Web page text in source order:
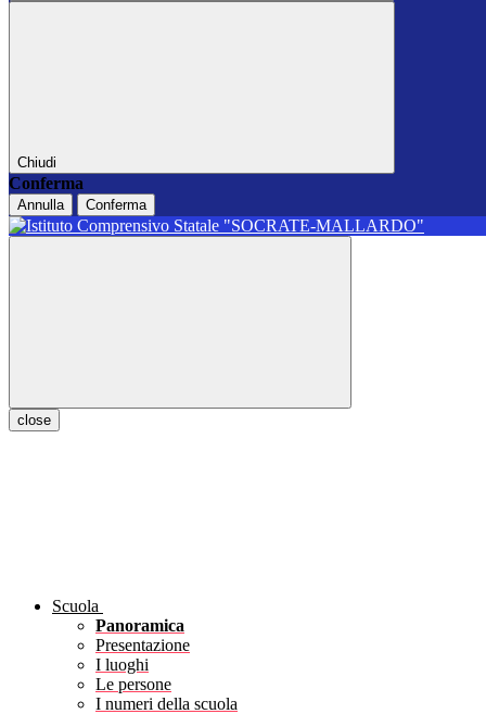
Chiudi
Conferma
Annulla Conferma
close
Scuola
Panoramica
Presentazione
I luoghi
Le persone
I numeri della scuola